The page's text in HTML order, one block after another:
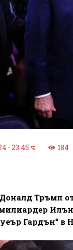
- 23:45 ч. 184
Тръмп
Гардън“ в